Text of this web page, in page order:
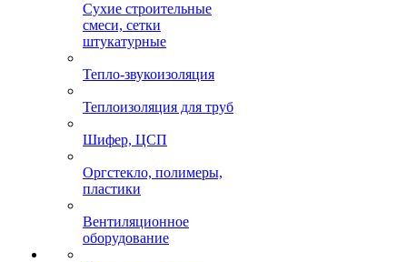
Сухие строительные
смеси, сетки
штукатурные
Тепло-звукоизоляция
Теплоизоляция для труб
Шифер, ЦСП
Оргстекло, полимеры,
пластики
Вентиляционное
оборудование